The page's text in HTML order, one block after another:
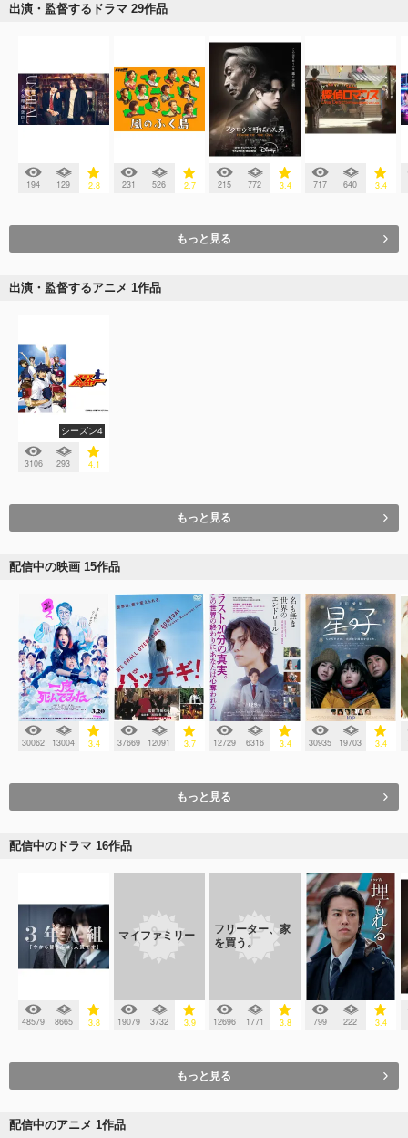
出演・監督するドラマ 29作品
194 129 2.8 231 526 2.7 215 772 3.4 717 640 3.4
もっと見る
出演・監督するアニメ 1作品
シーズン4
3106 293 4.1
もっと見る
配信中の映画 15作品
30062 13004 3.4 37669 12091 3.7 12729 6316 3.4 30935 19703 3.4
もっと見る
配信中のドラマ 16作品
48579 8665 3.8
マイファミリー
19079 3732 3.9
フリーター、家
を買う。
12696 1771 3.8 799 222 3.4
もっと見る
配信中のアニメ 1作品